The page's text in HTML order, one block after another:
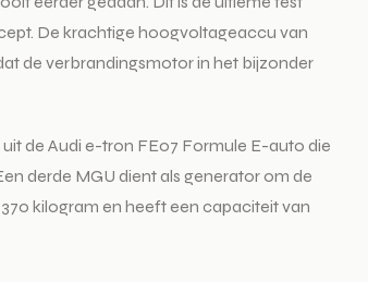
De krachtige hoogvoltageaccu van
de verbrandingsmotor in het bijzonder
de Audi e-tron FE07 Formule E-auto die
derde MGU dient als generator om de
kilogram en heeft een capaciteit van